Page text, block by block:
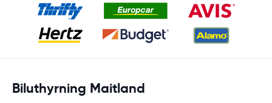
Biluthyrning Maitland